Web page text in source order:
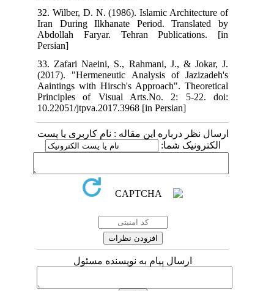
32. Wilber, D. N. (1986). Islamic Architecture of
Iran During Ilkhanate Period. Translated by
Abdollah Faryar. Tehran Publications. [in
33. Zafari Naeini, S., Rahmani, J., & Jokar, J.
(2017). "Hermeneutic Analysis of Jazizadeh's
Aaintings with Hirsch's Approach". Theoretical
Principles of Visual Arts.No. 2: 5-22. doi:
10.22051/jtpva.2017.3968 [in Persian]
ارسال نظر درباره این مقاله : نام کاربری یا پست
الکترونیک شما:
ارسال پیام به نویسنده مسئول